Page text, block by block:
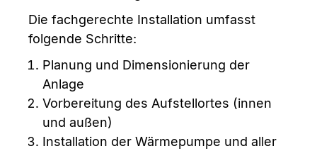
Die fachgerechte Installation umfasst
folgende Schritte:
Planung und Dimensionierung der
Anlage
Vorbereitung des Aufstellortes (innen
und außen)
Installation der Wärmepumpe und aller